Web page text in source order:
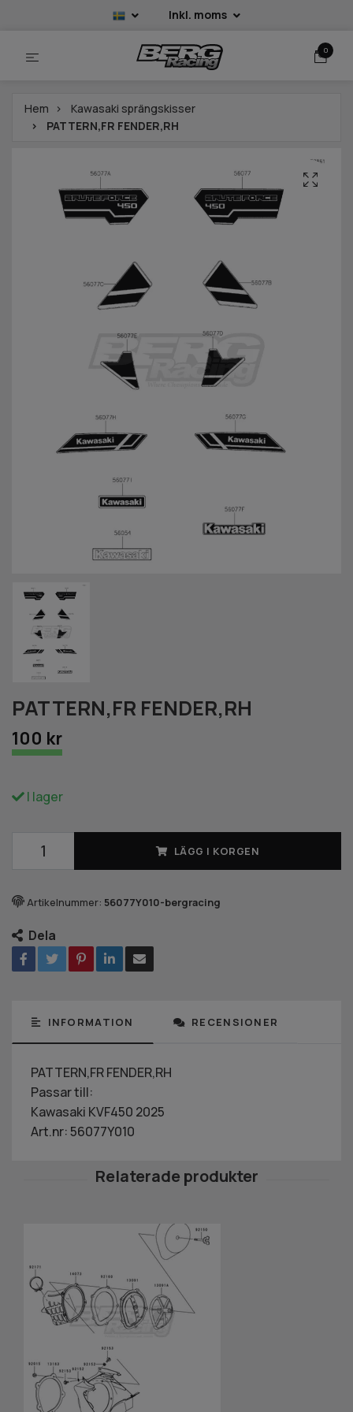
Inkl. moms
0
Hem
Kawasaki sprängskisser
PATTERN,FR FENDER,RH
PATTERN,FR FENDER,RH
100 kr
I lager
LÄGG I KORGEN
Artikelnummer: 56077Y010-bergracing
Dela
INFORMATION RECENSIONER
PATTERN,FR FENDER,RH
Passar till:
Kawasaki KVF450 2025
Art.nr: 56077Y010